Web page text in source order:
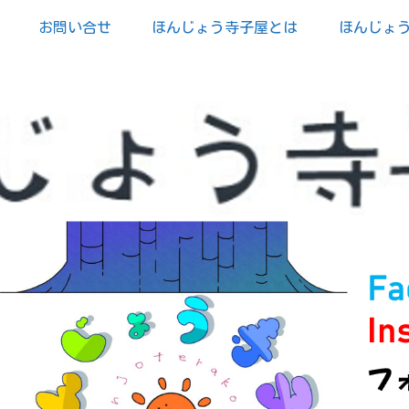
お問い合せ ほんじょう寺子屋とは ほんじょ